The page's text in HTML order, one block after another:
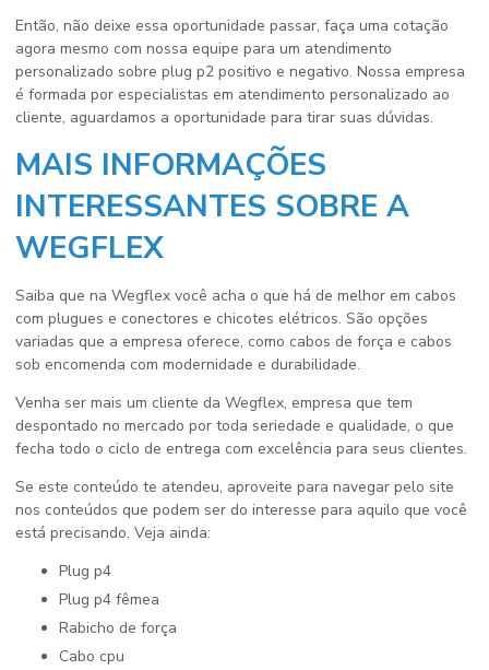
Então, não deixe essa oportunidade passar, faça uma cotação
agora mesmo com nossa equipe para um atendimento
personalizado sobre plug p2 positivo e negativo. Nossa empresa
é formada por especialistas em atendimento personalizado ao
cliente, aguardamos a oportunidade para tirar suas dúvidas.
MAIS INFORMAÇÕES
INTERESSANTES SOBRE A
WEGFLEX
Saiba que na Wegflex você acha o que há de melhor em cabos
com plugues e conectores e chicotes elétricos. São opções
variadas que a empresa oferece, como cabos de força e cabos
sob encomenda com modernidade e durabilidade.
Venha ser mais um cliente da Wegflex, empresa que tem
despontado no mercado por toda seriedade e qualidade, o que
fecha todo o ciclo de entrega com excelência para seus clientes.
Se este conteúdo te atendeu, aproveite para navegar pelo site
nos conteúdos que podem ser do interesse para aquilo que você
está precisando. Veja ainda:
plug p4
plug p4 fêmea
rabicho de força
cabo cpu